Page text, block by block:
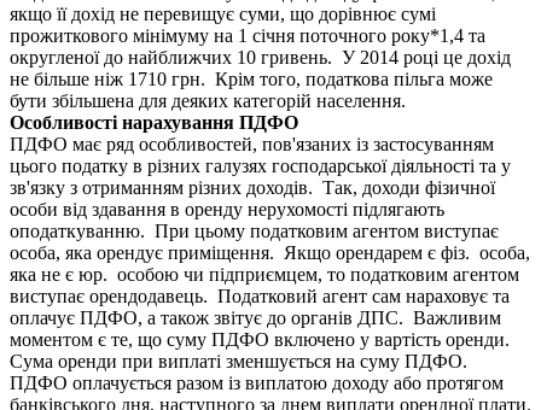
якщо її дохід не перевищує суми, що дорівнює сумі
прожиткового мінімуму на 1 січня поточного року*1,4 та
округленої до найближчих 10 гривень. У 2014 році це дохід
не більше ніж 1710 грн. Крім того, податкова пільга може
бути збільшена для деяких категорій населення.
Особливості нарахування ПДФО
ПДФО має ряд особливостей, пов'язаних із застосуванням
цього податку в різних галузях господарської діяльності та у
зв'язку з отриманням різних доходів. Так, доходи фізичної
особи від здавання в оренду нерухомості підлягають
оподаткуванню. При цьому податковим агентом виступає
особа, яка орендує приміщення. Якщо орендарем є фіз. особа,
яка не є юр. особою чи підприємцем, то податковим агентом
виступає орендодавець. Податковий агент сам нараховує та
оплачує ПДФО, а також звітує до органів ДПС. Важливим
моментом є те, що суму ПДФО включено у вартість оренди.
Сума оренди при виплаті зменшується на суму ПДФО.
ПДФО оплачується разом із виплатою доходу або протягом
банківського дня, наступного за днем виплати орендної плати.